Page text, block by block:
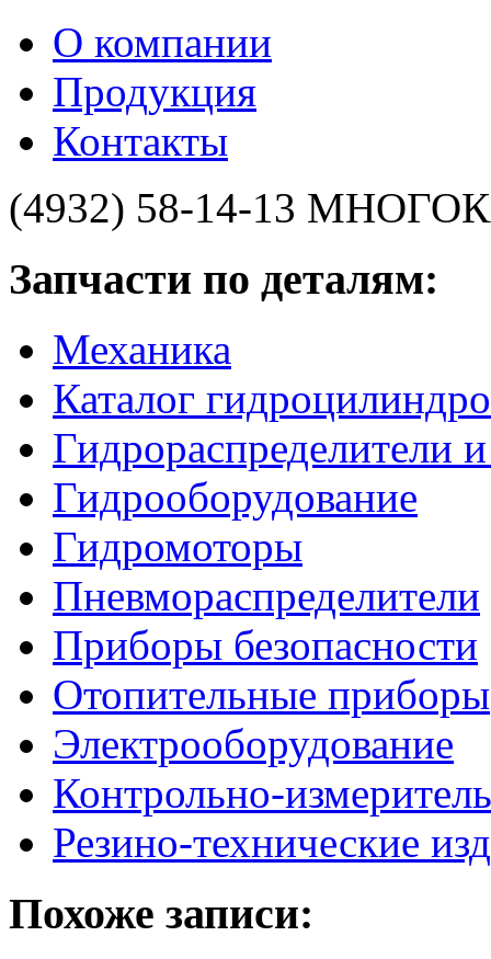
О компании
Продукция
Контакты
(4932) 58-14-13
Запчасти по деталям:
Механика
Каталог
Гидрораспределители
Гидрооборудование
Гидромоторы
Пневмораспределители
Приборы безопасности
Отопительные приборы
Электрооборудование
Контрольно-
Резино-технические
Похоже записи: